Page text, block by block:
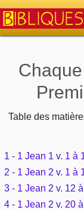
Retour à l'accueil
Quoi de neuf sur
Sujets d'actualité
Lisez la Bible
Écoutez la Bible
Tous les sujets
Table des
1 - 1 Jean 1 v. 1 à
2 - 1 Jean 2 v. 1 à
3 - 1 Jean 2 v. 12
4 - 1 Jean 2 v. 20